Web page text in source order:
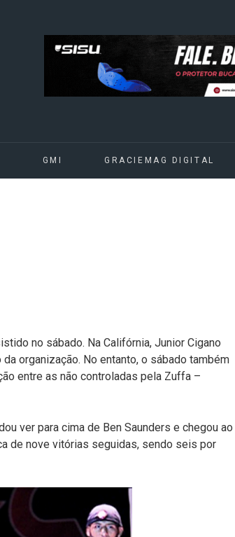
GMI GRACIEMAG DIGITAL
no sábado. Na Califórnia, Junior Cigano
organização. No entanto, o sábado também
entre as não controladas pela Zuffa –
ver para cima de Ben Saunders e chegou ao
de nove vitórias seguidas, sendo seis por